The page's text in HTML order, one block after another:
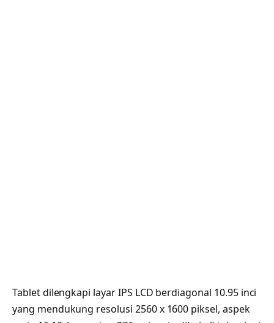
Tablet dilengkapi layar IPS LCD berdiagonal 10.95 inci
yang mendukung resolusi 2560 x 1600 piksel, aspek